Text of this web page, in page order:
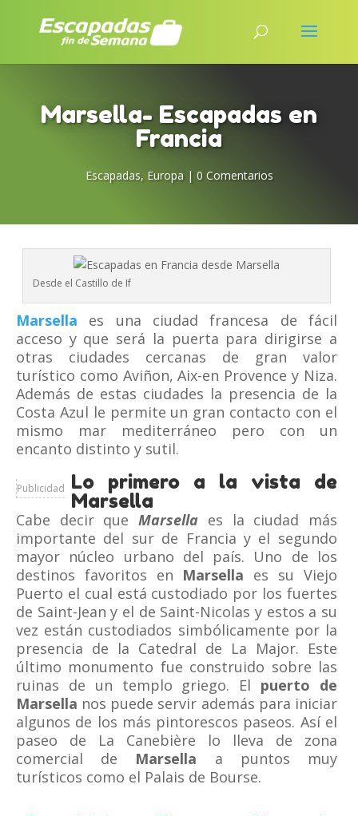
Marsella- Escapadas en
Francia
Escapadas, Europa | 0 Comentarios
Desde el Castillo de If
Marsella es una ciudad francesa de fácil
acceso y que será la puerta para dirigirse a
otras ciudades cercanas de gran valor
turístico como Aviñon, Aix-en Provence y Niza.
Además de estas ciudades la presencia de la
Costa Azul le permite un gran contacto con el
mismo mar mediterráneo pero con un
encanto distinto y sutil.
Publicidad Lo primero a la vista de
Marsella
Cabe decir queMarsella es la ciudad más
importante del sur de Francia y el segundo
mayor núcleo urbano del país. Uno de los
destinos favoritos en Marsella es su Viejo
Puerto el cual está custodiado por los fuertes
de Saint-Jean y el de Saint-Nicolas y estos a su
vez están custodiados simbólicamente por la
presencia de la Catedral de La Major. Este
último monumento fue construido sobre las
ruinas de un templo griego. El puerto de
Marsella nos puede servir además para iniciar
algunos de los más pintorescos paseos. Así el
paseo de La Canebière lo lleva de zona
comercial de Marsella a puntos muy
turísticos como el Palais de Bourse.